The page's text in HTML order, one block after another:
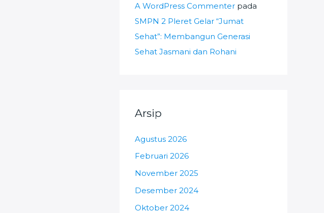
A WordPress Commenter pada
SMPN 2 Pleret Gelar “Jumat
Sehat”: Membangun Generasi
Sehat Jasmani dan Rohani
Arsip
Agustus 2026
Februari 2026
November 2025
Desember 2024
Oktober 2024